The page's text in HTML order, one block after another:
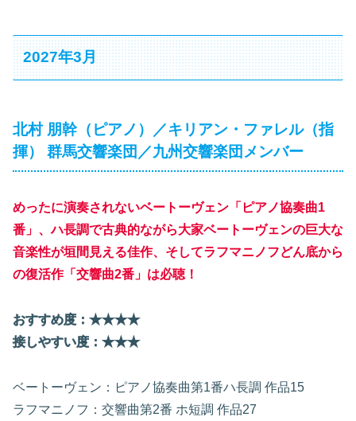
2027年3月
北村 朋幹（ピアノ）／キリアン・ファレル（指
揮） 群馬交響楽団／九州交響楽団メンバー
めったに演奏されないベートーヴェン「ピアノ協奏曲1
番」、ハ長調で古典的ながら大家ベートーヴェンの巨大な
音楽性が垣間見える佳作、そしてラフマニノフどん底から
の復活作「交響曲2番」は必聴！
おすすめ度：★★★★
接しやすい度：★★★
ベートーヴェン：ピアノ協奏曲第1番ハ長調 作品15
ラフマニノフ：交響曲第2番 ホ短調 作品27